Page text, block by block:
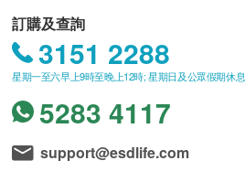
訂購及查詢
3151 2288
星期一至六早上9時至晚上12時; 星期日及公眾假期休息
5283 4117
support@esdlife.com